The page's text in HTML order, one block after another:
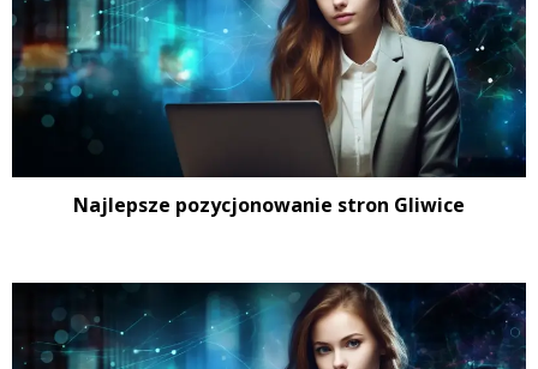
Najlepsze pozycjonowanie stron Gliwice